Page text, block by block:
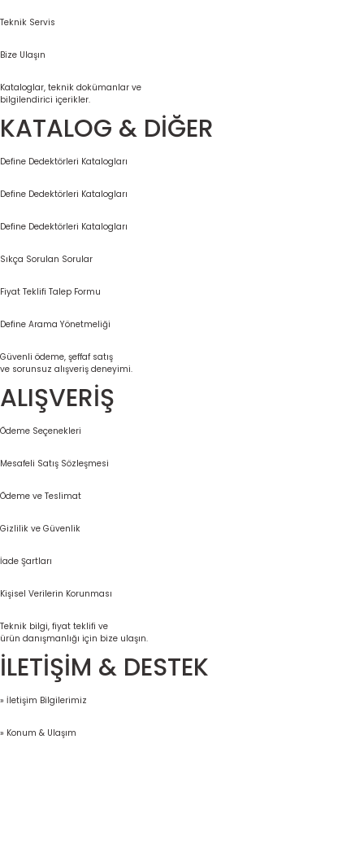
Teknik Servis
Bize Ulaşın
Kataloglar, teknik dokümanlar ve
bilgilendirici içerikler.
KATALOG & DİĞER
Define Dedektörleri Katalogları
Define Dedektörleri Katalogları
Define Dedektörleri Katalogları
Sıkça Sorulan Sorular
Fiyat Teklifi Talep Formu
Define Arama Yönetmeliği
Güvenli ödeme, şeffaf satış
ve sorunsuz alışveriş deneyimi.
ALIŞVERİŞ
Ödeme Seçenekleri
Mesafeli Satış Sözleşmesi
Ödeme ve Teslimat
Gizlilik ve Güvenlik
İade Şartları
Kişisel Verilerin Korunması
Teknik bilgi, fiyat teklifi ve
ürün danışmanlığı için bize ulaşın.
İLETİŞİM & DESTEK
» İletişim Bilgilerimiz
» Konum & Ulaşım